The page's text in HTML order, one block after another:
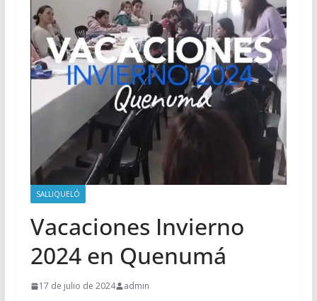
SALLIQUELÓ
Vacaciones Invierno
2024 en Quenumá
17 de julio de 2024 admin